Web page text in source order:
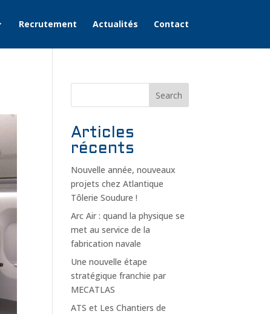
Recrutement Actualités Contact
Search
Articles
récents
Nouvelle année, nouveaux
projets chez Atlantique
Tôlerie Soudure !
Arc Air : quand la physique se
met au service de la
fabrication navale
Une nouvelle étape
stratégique franchie par
MECATLAS
ATS et Les Chantiers de